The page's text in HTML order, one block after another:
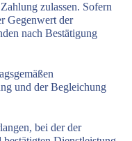
zulassen. Sofern
Gegenwert der
nach Bestätigung
und der Begleichung
bei der der